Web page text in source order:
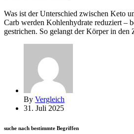
Was ist der Unterschied zwischen Keto
Carb werden Kohlenhydrate reduziert –
gestrichen. So gelangt der Körper in den
By Vergleich
31. Juli 2025
suche nach bestimmte Begriffen